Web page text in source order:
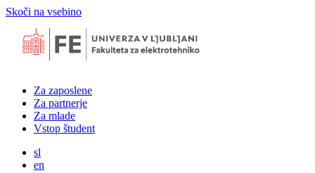
Skoči na vsebino
Za zaposlene
Za partnerje
Za mlade
Vstop študent
sl
en